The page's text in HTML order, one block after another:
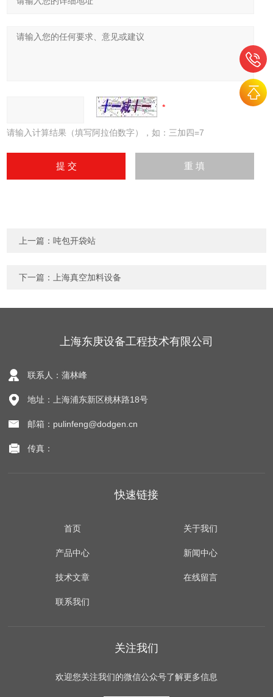
请输入计算结果（填写阿拉伯数字），如：三加四=7
上一篇：吨包开袋站
下一篇： 上海真空加料设备
上海东庚设备工程技术有限公司
联系人：蒲林峰
地址：上海浦东新区桃林路18号
邮箱：pulinfeng@dodgen.cn
传真：
快速链接
首页 关于我们
产品中心 新闻中心
技术文章 在线留言
联系我们
关注我们
欢迎您关注我们的微信公众号了解更多信息